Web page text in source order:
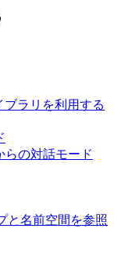
ブラリを利用する
らの対話モード
と名前空間を参照